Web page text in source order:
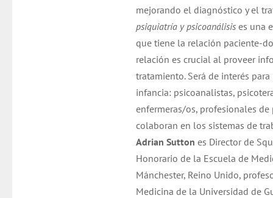
mejorando el diagnóstico y el
psiquiatría y psicoanálisis es una
que tiene la relación paciente-
relación es crucial al proveer
tratamiento. Será de interés
infancia: psicoanalistas,
enfermeras/os, profesionales
colaboran en los sistemas de
Adrian Sutton es Director de
Honorario de la Escuela de
Mánchester, Reino Unido,
Medicina de la Universidad de